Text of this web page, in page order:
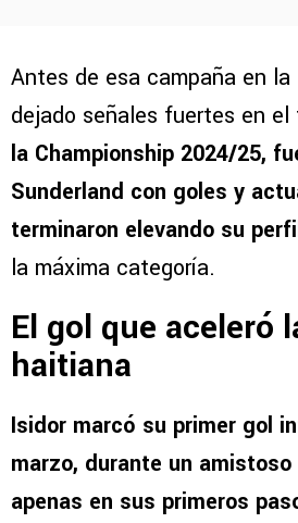
Antes de esa campaña en la
dejado señales fuertes en
la Championship 2024/25,
Sunderland con goles y
terminaron elevando su
la máxima categoría.
El gol que aceleró
haitiana
Isidor marcó su primer gol
marzo, durante un amistoso
apenas en sus primeros